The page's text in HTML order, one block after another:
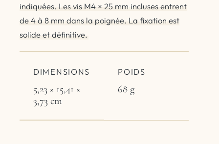
indiquées. Les vis M4 × 25 mm incluses entrent
de 4 à 8 mm dans la poignée. La fixation est
solide et définitive.
DIMENSIONS
5,23 × 15,41 ×
3,73 cm
POIDS
68 g